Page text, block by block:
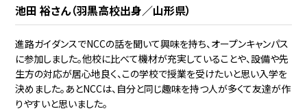
池田 裕さん（羽黒高校出身／山形県）
進路ガイダンスでNCCの話を聞いて興味を持ち、オープンキャンパス
に参加しました。他校に比べて機材が充実していることや、設備や先
生方の対応が居心地良く、この学校で授業を受けたいと思い入学を
決めました。あとNCCは、自分と同じ趣味を持つ人が多くて友達が作
りやすいと思いました。